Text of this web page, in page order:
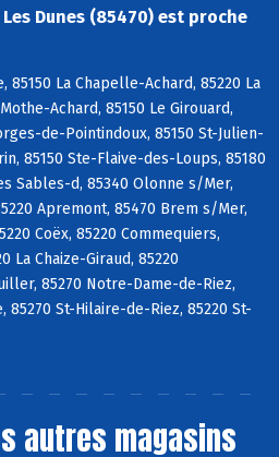
Dunes (85470) est proche
La Chapelle-Achard, 85220 La
Achard, 85150 Le Girouard,
de-Pointindoux, 85150 St-Julien-
85150 Ste-Flaive-des-Loups, 85180
Sables-d, 85340 Olonne s/Mer,
Apremont, 85470 Brem s/Mer,
Coëx, 85220 Commequiers,
La Chaize-Giraud, 85220
85270 Notre-Dame-de-Riez,
St-Hilaire-de-Riez, 85220 St-
autres magasins